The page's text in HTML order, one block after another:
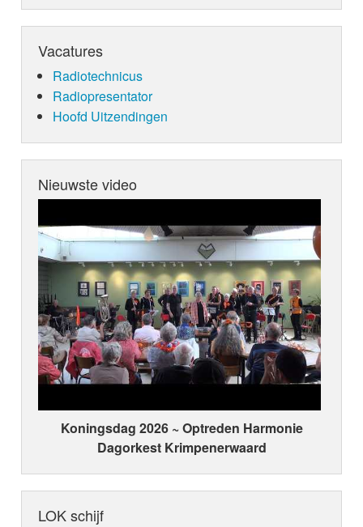
Vacatures
Radiotechnicus
Radiopresentator
Hoofd Uitzendingen
Nieuwste video
Koningsdag 2026 ~ Optreden Harmonie
Dagorkest Krimpenerwaard
LOK schijf